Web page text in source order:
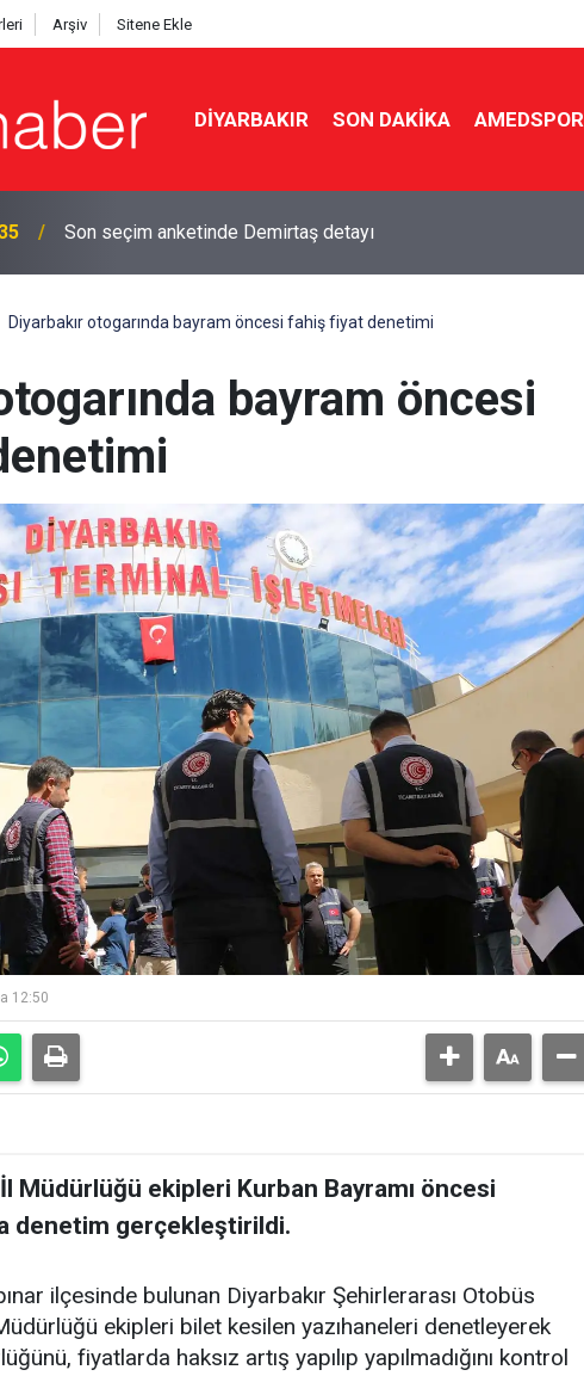
Arşiv Sitene Ekle
DIYARBAKIR SON DAKIKA AMEDSPOR
Meclis’teki ilk çerçeve yasa toplantısı bugün
Diyarbakır otogarında bayram öncesi fahiş fiyat denetimi
bayram öncesi
12:50
Müdürlüğü ekipleri Kurban Bayramı öncesi
denetim gerçekleştirildi.
ilçesinde bulunan Diyarbakır Şehirlerarası Otobüs
ekipleri bilet kesilen yazıhaneleri denetleyerek
fiyatlarda haksız artış yapılıp yapılmadığını kontrol